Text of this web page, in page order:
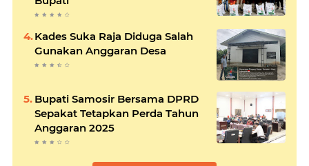
Kades Suka Raja Diduga Salah
Gunakan Anggaran Desa
Bupati Samosir Bersama DPRD
Sepakat Tetapkan Perda Tahun
Anggaran 2025